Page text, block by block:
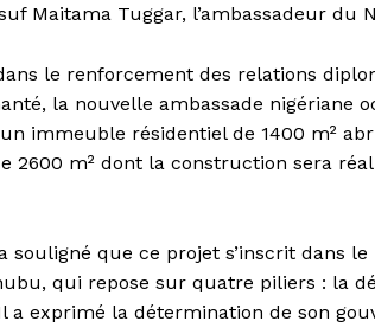
Maitama Tuggar, l’ambassadeur du
le renforcement des relations
la nouvelle ambassade nigériane
immeuble résidentiel de 1400 m²
m² dont la construction sera
que ce projet s’inscrit dans
qui repose sur quatre piliers : la
a exprimé la détermination de son